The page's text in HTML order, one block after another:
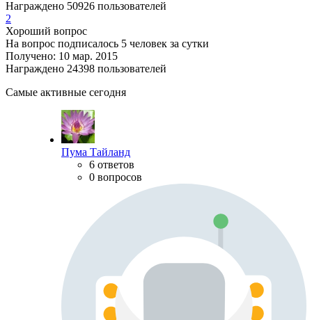
Награждено 50926 пользователей
2
Хороший вопрос
На вопрос подписалось 5 человек за сутки
Получено: 10 мар. 2015
Награждено 24398 пользователей
Самые активные сегодня
Пума Тайланд
6 ответов
0 вопросов